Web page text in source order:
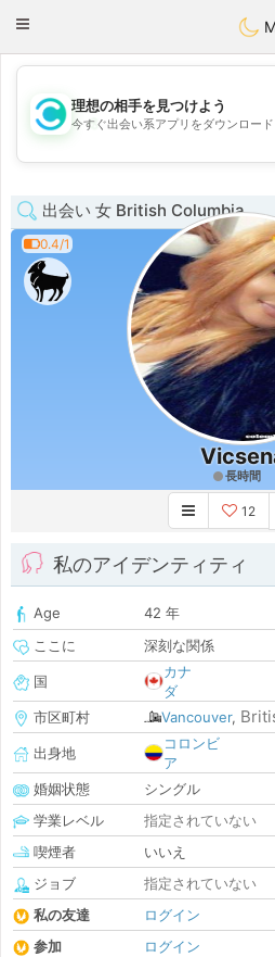
olombia
Toggle
💖
💕
理想の相手を見つけよう
今すぐ出会い系アプリをダウンロード
出会い 女 British Columbia
0.4/1
長時間
12
私のアイデンティティ
Age
42 年
ここに
深刻な関係
国
カナ
ダ
市区町村
Vancouver,
出身地
コロンビ
ア
婚姻状態
シングル
学業レベル
指定されていない
喫煙者
いいえ
ジョブ
指定されていない
私の友達
ログイン
参加
ログイン